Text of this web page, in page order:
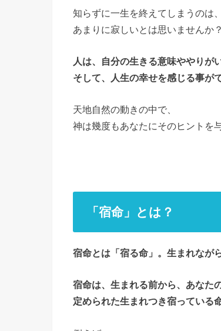
知らずに一生を終えてしまうのは、
あまりに寂しいとは思いませんか？
人は、自分の生きる意味ややりが
そして、人生の幸せを感じる事が
天地自然の動きの中で、
神は幾度もあなたにそのヒントを
「宿命」とは？
宿命とは「宿る命」。生まれなが
宿命は、生まれる前から、あなた
定められた生まれつき宿っている